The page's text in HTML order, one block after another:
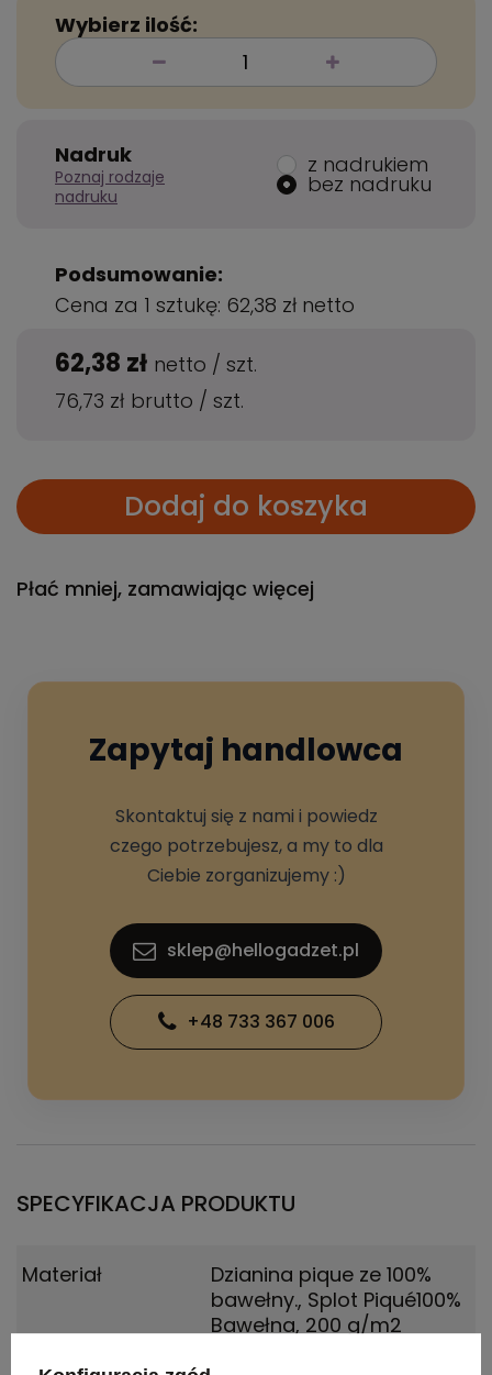
Wybierz ilość:
Nadruk
Poznaj rodzaje
nadruku
z nadrukiem
bez nadruku
Podsumowanie:
Cena za 1 sztukę: 62,38 zł netto
62,38 zł netto / szt.
76,73 zł brutto / szt.
Dodaj do koszyka
Płać mniej, zamawiając więcej
Zapytaj handlowca
Skontaktuj się z nami i powiedz
czego potrzebujesz, a my to dla
Ciebie zorganizujemy :)
sklep@hellogadzet.pl
+48 733 367 006
SPECYFIKACJA PRODUKTU
Materiał
Dzianina pique ze 100%
bawełny., Splot Piqué100%
Bawełna, 200 g/m2